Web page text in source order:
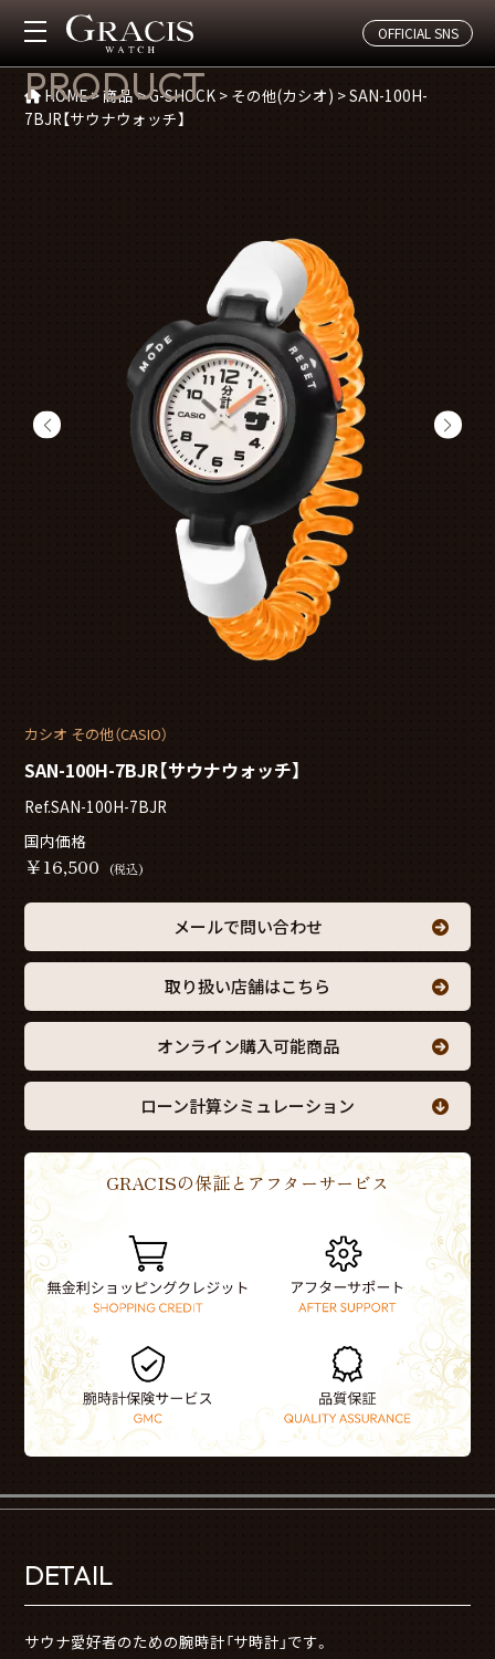
OFFICIAL SNS
商品紹介
PRODUCT
HOME>商品>G-SHOCK > その他(カシオ) >SAN-100H-
7BJR【サウナウォッチ】
カシオ その他（CASIO）
SAN-100H-7BJR【サウナウォッチ】
Ref.SAN-100H-7BJR
国内価格
￥16,500 (税込)
メールで問い合わせ
取り扱い店舗はこちら
オンライン購入可能商品
ローン計算シミュレーション
GRACISの保証とアフターサービス
DETAIL
サウナ愛好者のための腕時計「サ時計」です。